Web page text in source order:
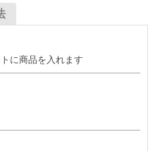
に商品を入れます